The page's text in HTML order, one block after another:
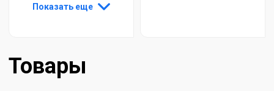
Показать еще
Товары